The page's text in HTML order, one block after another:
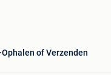
Ophalen of Verzenden